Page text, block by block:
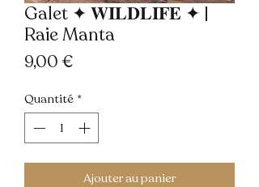
Galet ✦ 𝐖𝐈𝐋𝐃𝐋𝐈𝐅𝐄 ✦ |
Raie Manta
9,00 €
Quantité *
Ajouter au panier